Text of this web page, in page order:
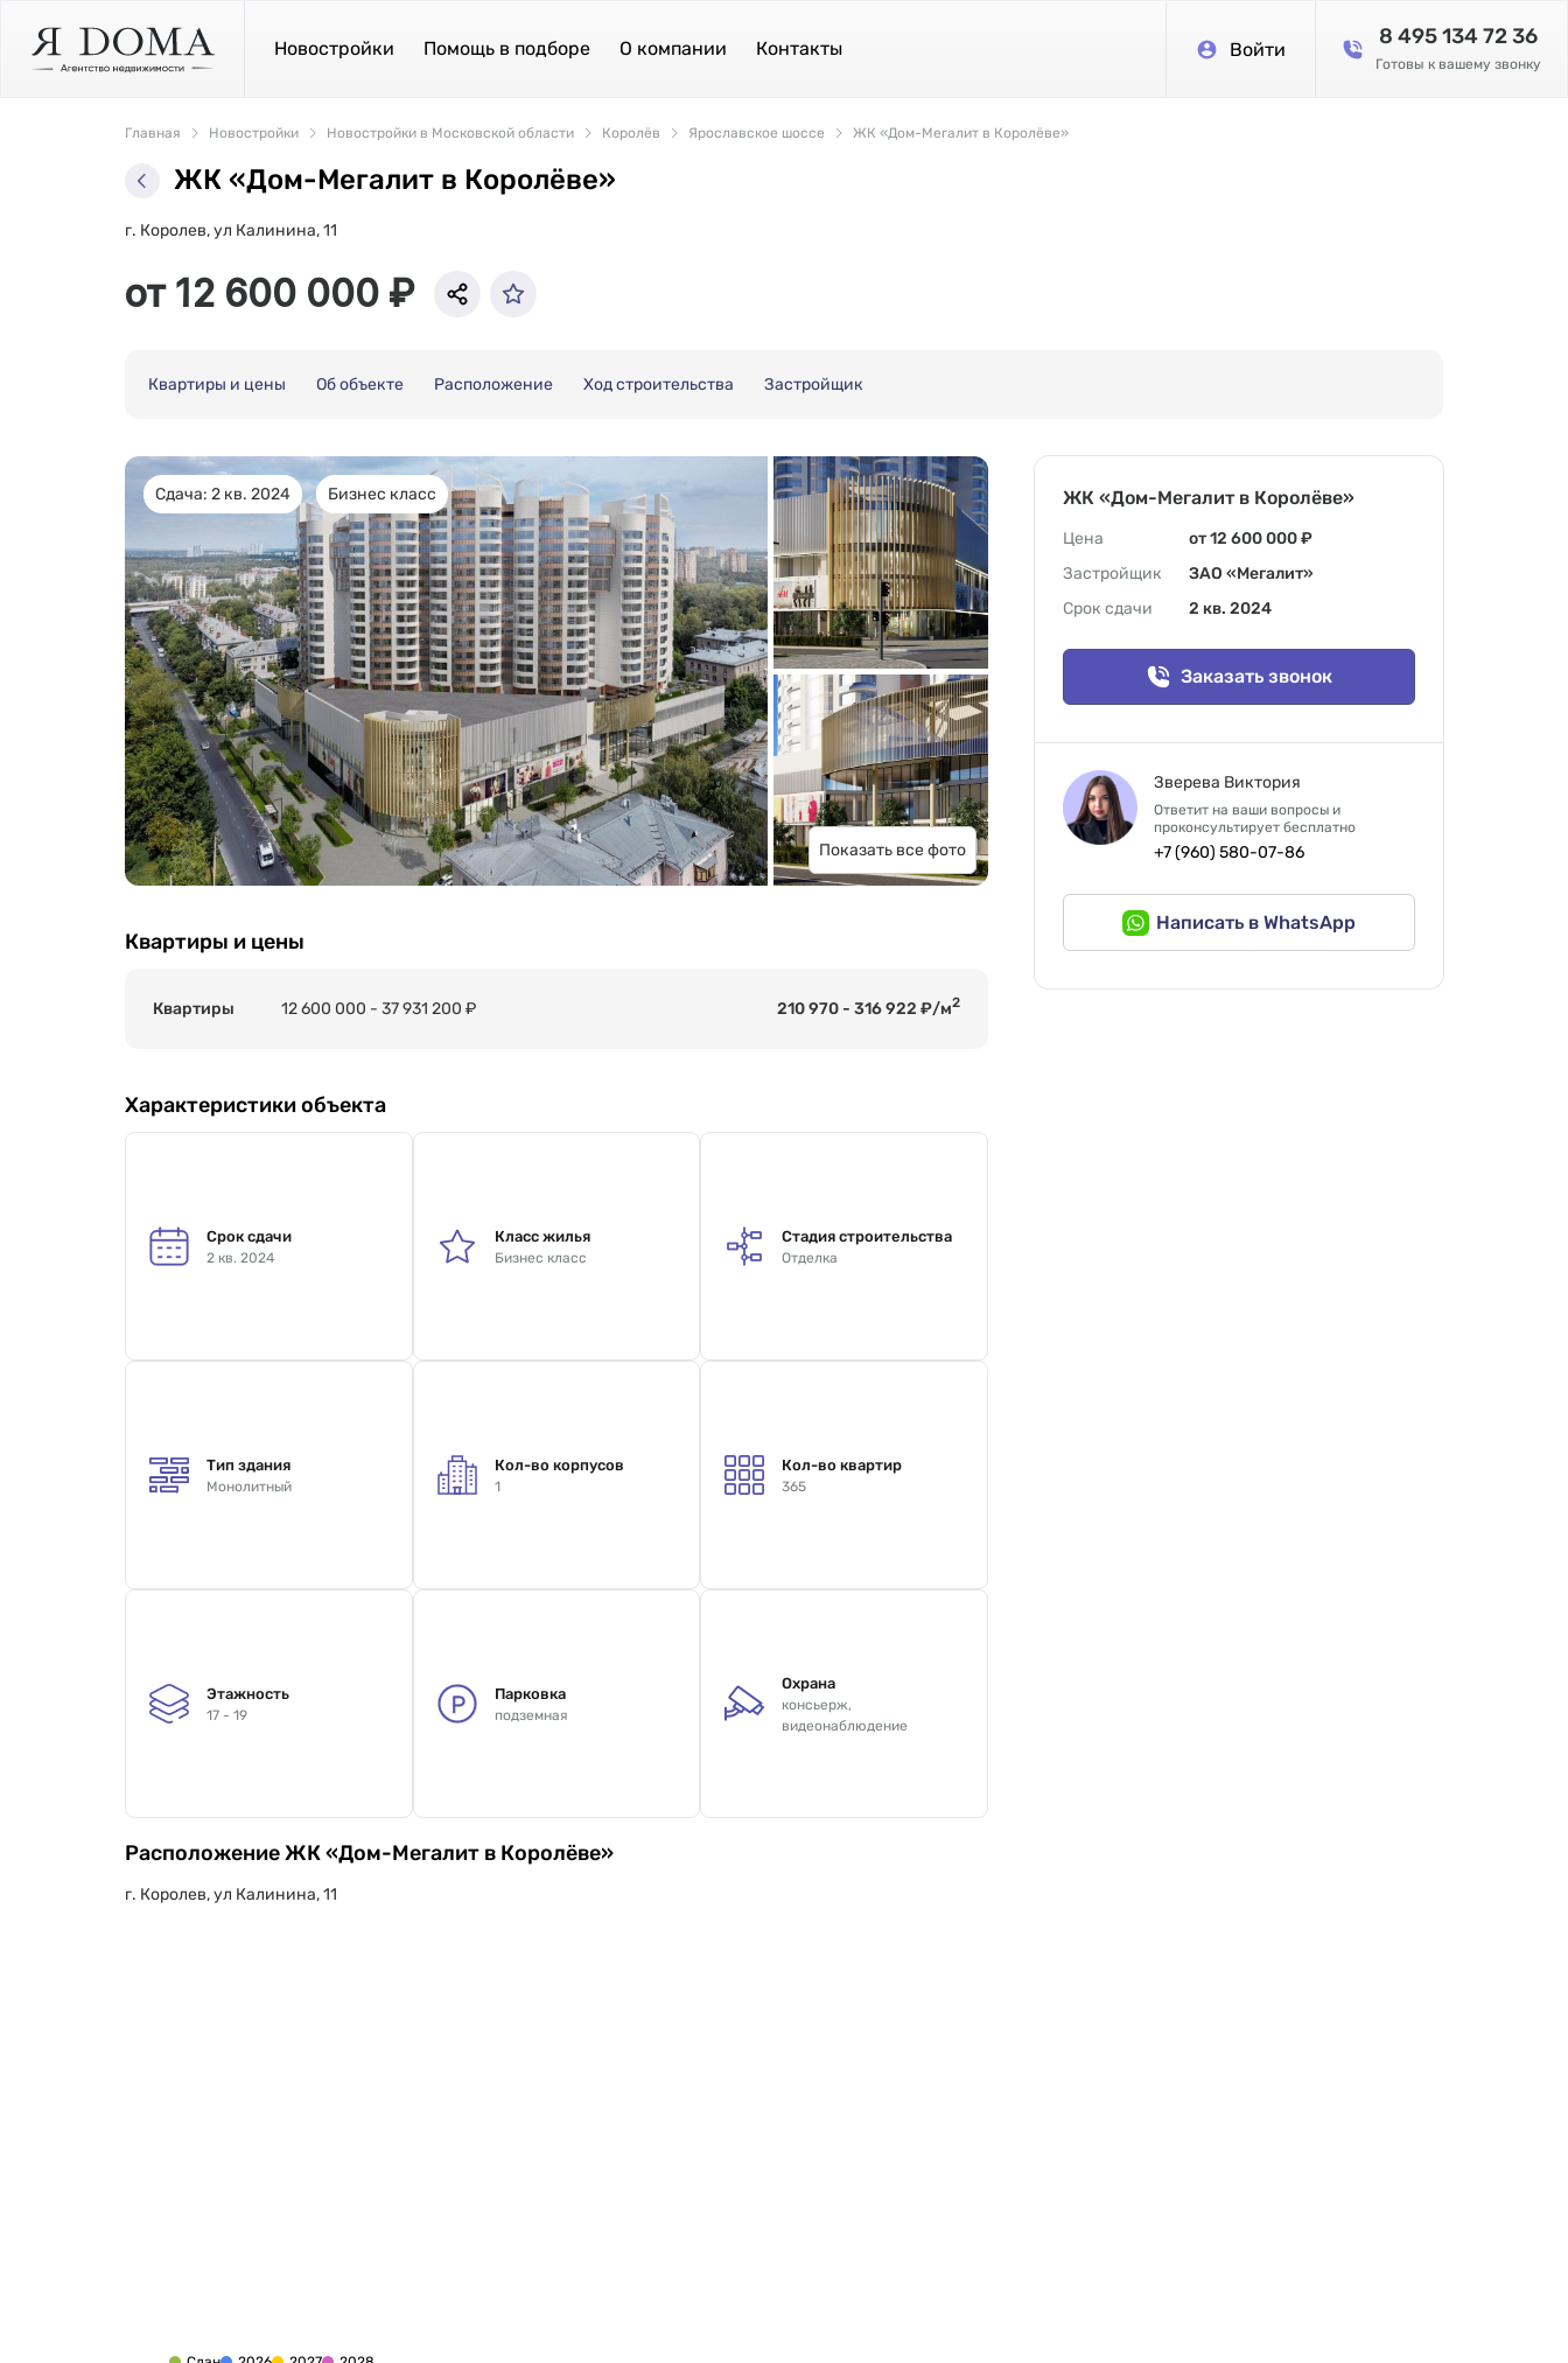
Новостройки Помощь в подборе О компании Контакты Войти
8 495 134 72 36
Готовы к вашему звонку
Главная Новостройки Новостройки в Московской области Королёв Ярославское шоссе ЖК «Дом-Мегалит в Королёве»
ЖК «Дом-Мегалит в Королёве»
г. Королев, ул Калинина, 11
от 12 600 000 ₽
Квартиры и цены Об объекте Расположение Ход строительства Застройщик
Сдача: 2 кв. 2024 Бизнес класс
Показать все фото
Квартиры и цены
Квартиры 12 600 000 - 37 931 200 ₽ 210 970 - 316 922 ₽/м2
Характеристики объекта
Срок сдачи
2 кв. 2024
Класс жилья
Бизнес класс
Стадия строительства
Отделка
Тип здания
Монолитный
Кол-во корпусов
1
Кол-во квартир
365
Этажность
17 - 19
Парковка
подземная
Охрана
консьерж,
видеонаблюдение
Расположение ЖК «Дом-Мегалит в Королёве»
г. Королев, ул Калинина, 11
ЖК «Дом-Мегалит в Королёве»
Цена
от 12 600 000 ₽
Застройщик
ЗАО «Мегалит»
Срок сдачи
2 кв. 2024
Заказать звонок
Зверева Виктория
Ответит на ваши вопросы и
проконсультирует бесплатно
+7 (960) 580-07-86
Написать в WhatsApp